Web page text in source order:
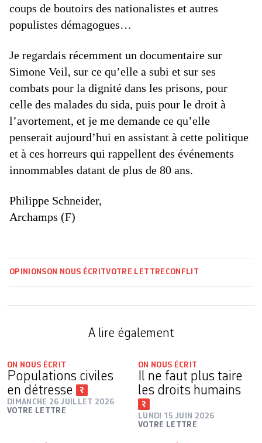
coups de boutoirs des nationalistes et autres
populistes démagogues…
Je regardais récemment un documentaire sur
Simone Veil, sur ce qu’elle a subi et sur ses
combats pour la dignité dans les prisons, pour
celle des malades du sida, puis pour le droit à
l’avortement, et je me demande ce qu’elle
penserait aujourd’hui en assistant à cette politique
et à ces horreurs qui rappellent des événements
innommables datant de plus de 80 ans.
Philippe Schneider,
Archamps (F)
OPINIONSON NOUS ÉCRITVOTRE LETTRE CONFLIT
A lire également
ON NOUS ÉCRIT
Populations civiles
en détresse
DIMANCHE 26 JUILLET 2026
VOTRE LETTRE
ON NOUS ÉCRIT
Il ne faut plus taire
les droits humains
LUNDI 15 JUIN 2026
VOTRE LETTRE